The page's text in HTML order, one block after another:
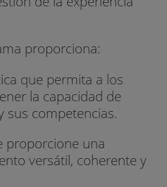
proporciona:
que permita a los
la capacidad de
sus competencias.
proporcione una
versátil, coherente y